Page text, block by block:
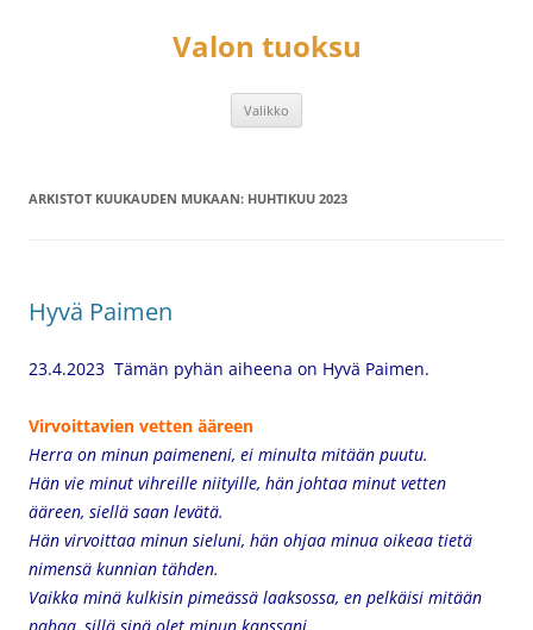
Valon tuoksu
Valikko
ARKISTOT KUUKAUDEN MUKAAN: HUHTIKUU 2023
Hyvä Paimen
23.4.2023 Tämän pyhän aiheena on Hyvä Paimen.
Virvoittavien vetten ääreen
Herra on minun paimeneni, ei minulta mitään puutu.
Hän vie minut vihreille niityille, hän johtaa minut vetten
ääreen, siellä saan levätä.
Hän virvoittaa minun sieluni, hän ohjaa minua oikeaa tietä
nimensä kunnian tähden.
Vaikka minä kulkisin pimeässä laaksossa, en pelkäisi mitään